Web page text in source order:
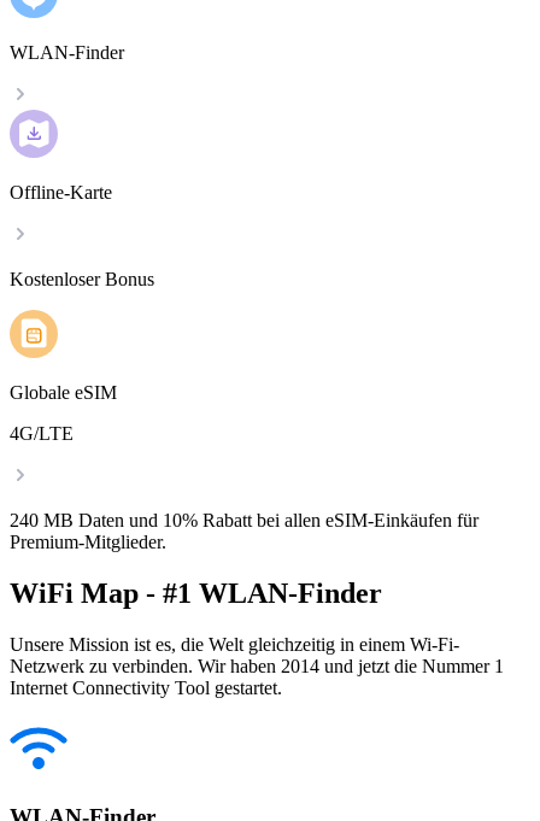
WLAN-Finder
Offline-Karte
Kostenloser Bonus
Globale eSIM
4G/LTE
240 MB Daten und 10% Rabatt bei allen eSIM-Einkäufen für
Premium-Mitglieder.
WiFi Map - #1 WLAN-Finder
Unsere Mission ist es, die Welt gleichzeitig in einem Wi-Fi-
Netzwerk zu verbinden. Wir haben 2014 und jetzt die Nummer 1
Internet Connectivity Tool gestartet.